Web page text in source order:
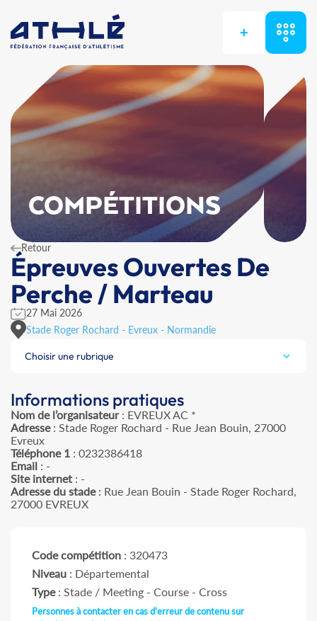
+
COMPÉTITIONS
Retour
Épreuves Ouvertes De
Perche / Marteau
27 Mai 2026
Stade Roger Rochard - Evreux - Normandie
Choisir une rubrique
Informations pratiques
Nom de l’organisateur: EVREUX AC *
Adresse: Stade Roger Rochard - Rue Jean Bouin, 27000
Evreux
Téléphone 1 : 0232386418
Email : -
Site internet : -
Adresse du stade: Rue Jean Bouin - Stade Roger Rochard,
27000 EVREUX
Code compétition : 320473
Niveau : Départemental
Type: Stade / Meeting - Course - Cross
Personnes à contacter en cas d'erreur de contenu sur